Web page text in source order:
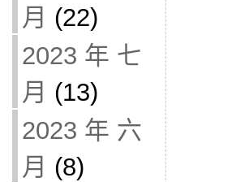
月 (22)
2023 年 七
月 (13)
2023 年 六
月 (8)